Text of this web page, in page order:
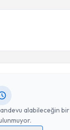
alabileceğin bir